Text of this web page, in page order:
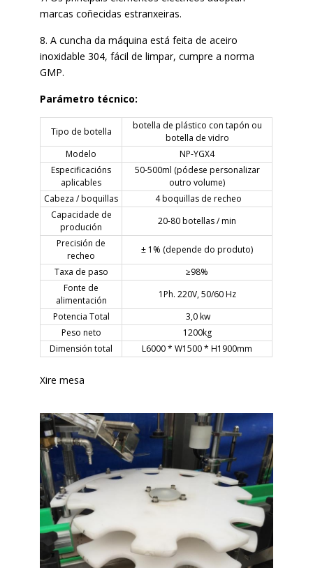
marcas coñecidas estranxeiras.
8. A cuncha da máquina está feita de aceiro
inoxidable 304, fácil de limpar, cumpre a norma
GMP.
Parámetro técnico:
Tipo de botella
botella de plástico con tapón ou
botella de vidro
Modelo
NP-YGX4
Especificacións
aplicables
50-500ml (pódese personalizar
outro volume)
Cabeza / boquillas
4 boquillas de recheo
Capacidade de
produción
20-80 botellas / min
Precisión de
recheo
± 1% (depende do produto)
Taxa de paso
≥98%
Fonte de
alimentación
1Ph. 220V, 50/60 Hz
Potencia Total
3,0 kw
Peso neto
1200kg
Dimensión total
L6000 * W1500 * H1900mm
Xire mesa